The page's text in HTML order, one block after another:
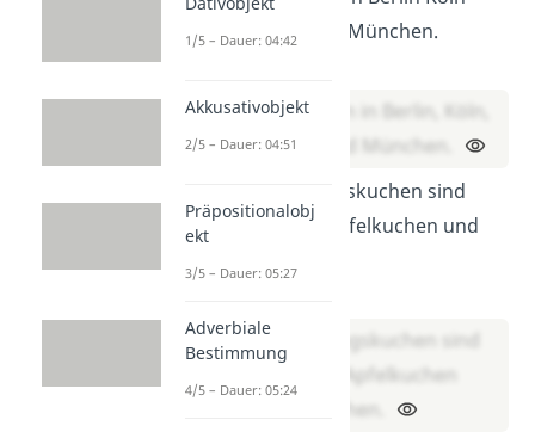
Hamburg und München.
Ich war schon in Berlin, Köln,
Hamburg und München.
Meine Lieblingskuchen sind
Bienenstich Apfelkuchen und
Meine Lieblingskuchen sind
Bienenstich, Apfelkuchen
und Käsekuchen.
1/5 – Dauer: 04:42
Akkusativobjekt
2/5 – Dauer: 04:51
Präpositionalobj
ekt
3/5 – Dauer: 05:27
Adverbiale
Bestimmung
4/5 – Dauer: 05:24